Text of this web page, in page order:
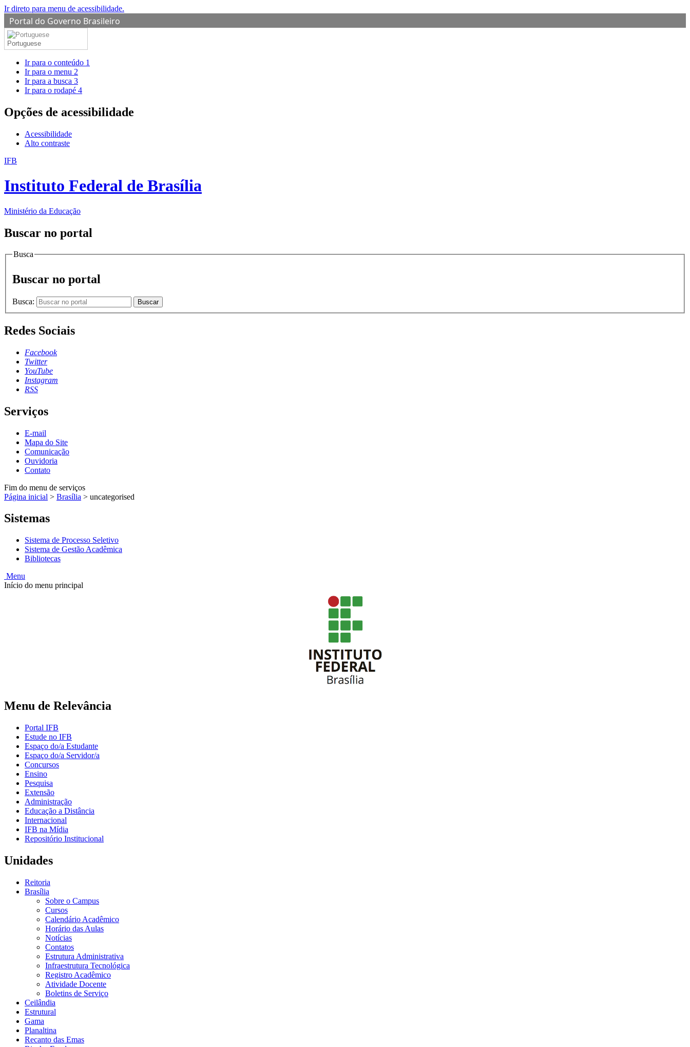
Ir direto para menu de acessibilidade.
Portal do Governo Brasileiro
Portuguese
Ir para o conteúdo 1
Ir para o menu 2
Ir para a busca 3
Ir para o rodapé 4
Opções de acessibilidade
Acessibilidade
Alto contraste
IFB
Instituto Federal de Brasília
Ministério da Educação
Buscar no portal
Busca
Buscar no portal
Busca: Buscar
Redes Sociais
Facebook
Twitter
YouTube
Instagram
RSS
Serviços
E-mail
Mapa do Site
Comunicação
Ouvidoria
Contato
Fim do menu de serviços
Página inicial > Brasília > uncategorised
Sistemas
Sistema de Processo Seletivo
Sistema de Gestão Acadêmica
Bibliotecas
Menu
Início do menu principal
Menu de Relevância
Portal IFB
Estude no IFB
Espaço do/a Estudante
Espaço do/a Servidor/a
Concursos
Ensino
Pesquisa
Extensão
Administração
Educação a Distância
Internacional
IFB na Mídia
Repositório Institucional
Unidades
Reitoria
Brasília
Sobre o Campus
Cursos
Calendário Acadêmico
Horário das Aulas
Notícias
Contatos
Estrutura Administrativa
Infraestrutura Tecnológica
Registro Acadêmico
Atividade Docente
Boletins de Serviço
Ceilândia
Estrutural
Gama
Planaltina
Recanto das Emas